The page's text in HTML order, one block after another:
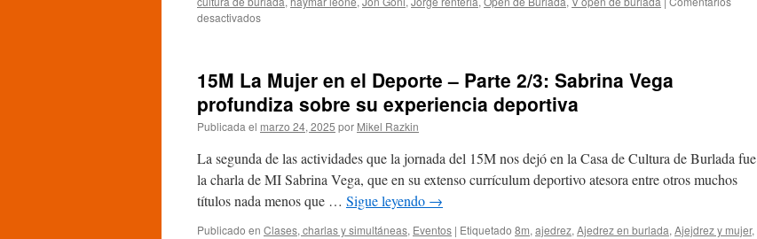
desactivadosen
–
V
Open
sub2200
Burlada:
Jon
se
lleva
15M La Mujer en el Deporte – Parte 2/3: Sabrina Vega
profundiza sobre su experiencia deportiva
Publicada el marzo 24, 2025 por Mikel Razkin
La segunda de las actividades que la jornada del 15M nos dejó en la Casa de Cultura de Burlada fue
la charla de MI Sabrina Vega, que en su extenso currículum deportivo atesora entre otros muchos
títulos nada menos que … Sigue leyendo →
Publicado en Clases, charlas y simultáneas, Eventos | Etiquetado 8m, ajedrez, Ajedrez en burlada, Ajejdrez y mujer,